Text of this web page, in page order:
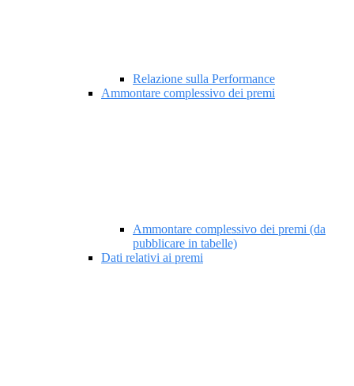
Relazione sulla Performance
Ammontare complessivo dei premi
Ammontare complessivo dei premi (da
pubblicare in tabelle)
Dati relativi ai premi